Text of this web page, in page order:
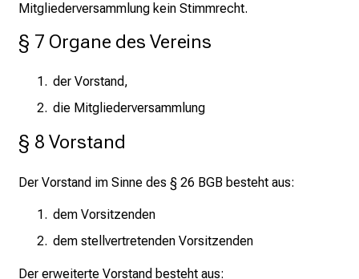
Mitgliederversammlung kein Stimmrecht.
§ 7 Organe des Vereins
der Vorstand,
die Mitgliederversammlung
§ 8 Vorstand
Der Vorstand im Sinne des § 26 BGB besteht aus:
dem Vorsitzenden
dem stellvertretenden Vorsitzenden
Der erweiterte Vorstand besteht aus: